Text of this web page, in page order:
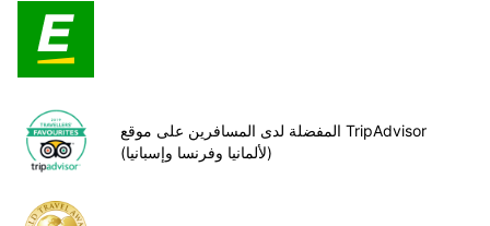
المفضلة لدى المسافرين على موقع TripAdvisor
(لألمانيا وفرنسا وإسبانيا)